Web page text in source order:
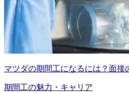
マツダの期間工になるには？面接
期間工の魅力・キャリア